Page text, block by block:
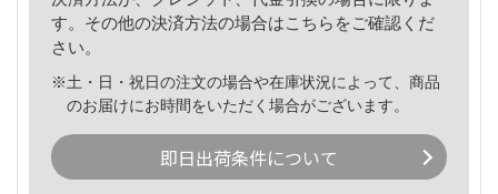
す。その他の決済方法の場合はこちら をご確認くだ
さい。
※土・日・祝日の注文の場合や在庫状況によって、商品
のお届けにお時間をいただく場合がございます。
即日出荷条件について